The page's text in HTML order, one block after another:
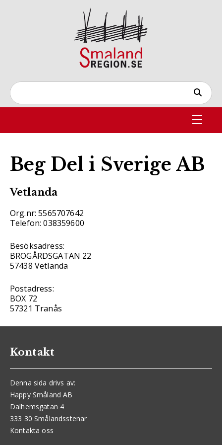
Beg Del i Sverige AB
Vetlanda
Org.nr: 5565707642
Telefon: 038359600
Besöksadress:
BROGÅRDSGATAN 22
57438 Vetlanda
Postadress:
BOX 72
57321 Tranås
Kontakt
Denna sida drivs av:
Happy Småland AB
Dalhemsgatan 4
333 30 Smålandsstenar
Kontakta oss